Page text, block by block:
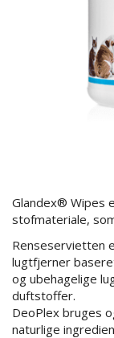
Glandex® Wipes
stofmateriale,
Renseservietten
lugtfjerner
og ubehagelige
duftstoffer.
DeoPlex bruges
naturlige